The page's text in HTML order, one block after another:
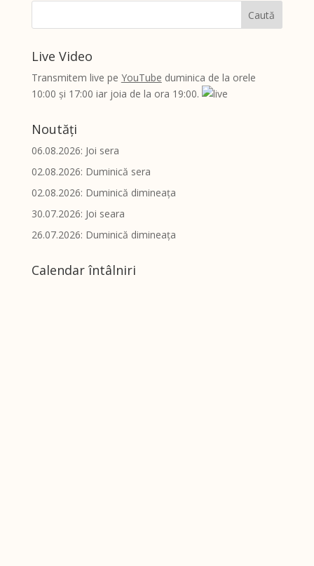
Live Video
Transmitem live pe YouTube duminica de la orele
10:00 și 17:00 iar joia de la ora 19:00.
Noutăți
06.08.2026: Joi sera
02.08.2026: Duminică sera
02.08.2026: Duminică dimineața
30.07.2026: Joi seara
26.07.2026: Duminică dimineața
Calendar întâlniri